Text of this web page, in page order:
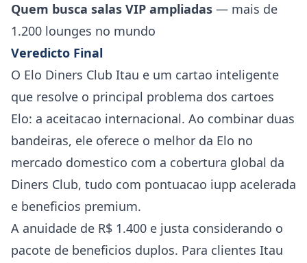
Quem busca salas VIP ampliadas — mais de
1.200 lounges no mundo
Veredicto Final
O Elo Diners Club Itau e um cartao inteligente
que resolve o principal problema dos cartoes
Elo: a aceitacao internacional. Ao combinar duas
bandeiras, ele oferece o melhor da Elo no
mercado domestico com a cobertura global da
Diners Club, tudo com pontuacao iupp acelerada
e beneficios premium.
A anuidade de R$ 1.400 e justa considerando o
pacote de beneficios duplos. Para clientes Itau